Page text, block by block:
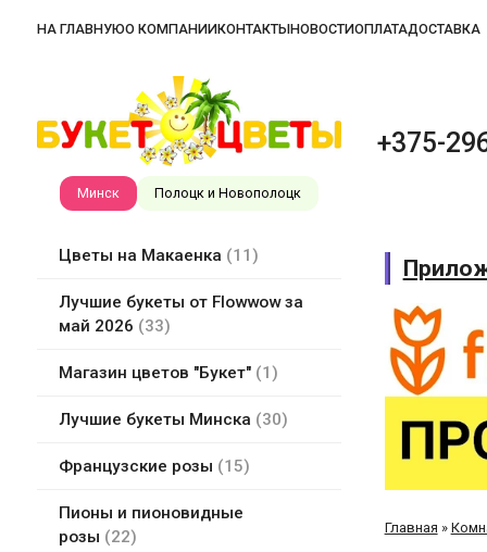
НА ГЛАВНУЮО КОМПАНИИКОНТАКТЫНОВОСТИОПЛАТАДОСТАВКА
Минск Полоцк и Новополоцк
+375-
Цветы на Макаенка 11
Лучшие букеты от Flowwow за
май 2026
33
Магазин цветов "Букет" 1
Лучшие букеты Минска 30
Французские розы 15
Пионы и пионовидные
розы
22
Главная »